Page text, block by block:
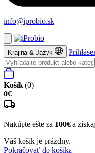
info@iprobio.sk
Krajina & Jazyk
Košík (0)
0€
Nakúpte ešte za 100€ a
Váš košík je prázdny.
Pokračovať do košíka